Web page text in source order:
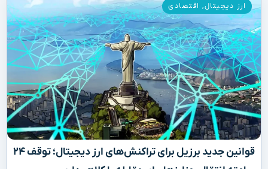
قوانین جدید برزیل برای تراکنش‌های ارز دیجیتال؛ توقف ۲۴
ارز دیجیتال, اقتصادی